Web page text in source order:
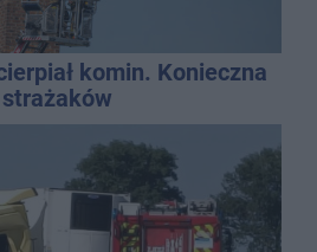
komin. Konieczna